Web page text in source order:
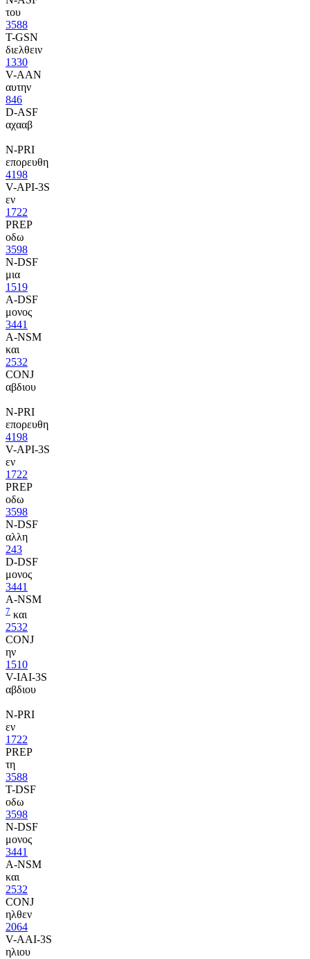
του
3588
T-GSN
διελθειν
1330
V-AAN
αυτην
846
D-ASF
αχααβ
N-PRI
επορευθη
4198
V-API-3S
εν
1722
PREP
οδω
3598
N-DSF
μια
1519
A-DSF
μονος
3441
A-NSM
και
2532
CONJ
αβδιου
N-PRI
επορευθη
4198
V-API-3S
εν
1722
PREP
οδω
3598
N-DSF
αλλη
243
D-DSF
μονος
3441
A-NSM
7 και
2532
CONJ
ην
1510
V-IAI-3S
αβδιου
N-PRI
εν
1722
PREP
τη
3588
T-DSF
οδω
3598
N-DSF
μονος
3441
A-NSM
και
2532
CONJ
ηλθεν
2064
V-AAI-3S
ηλιου